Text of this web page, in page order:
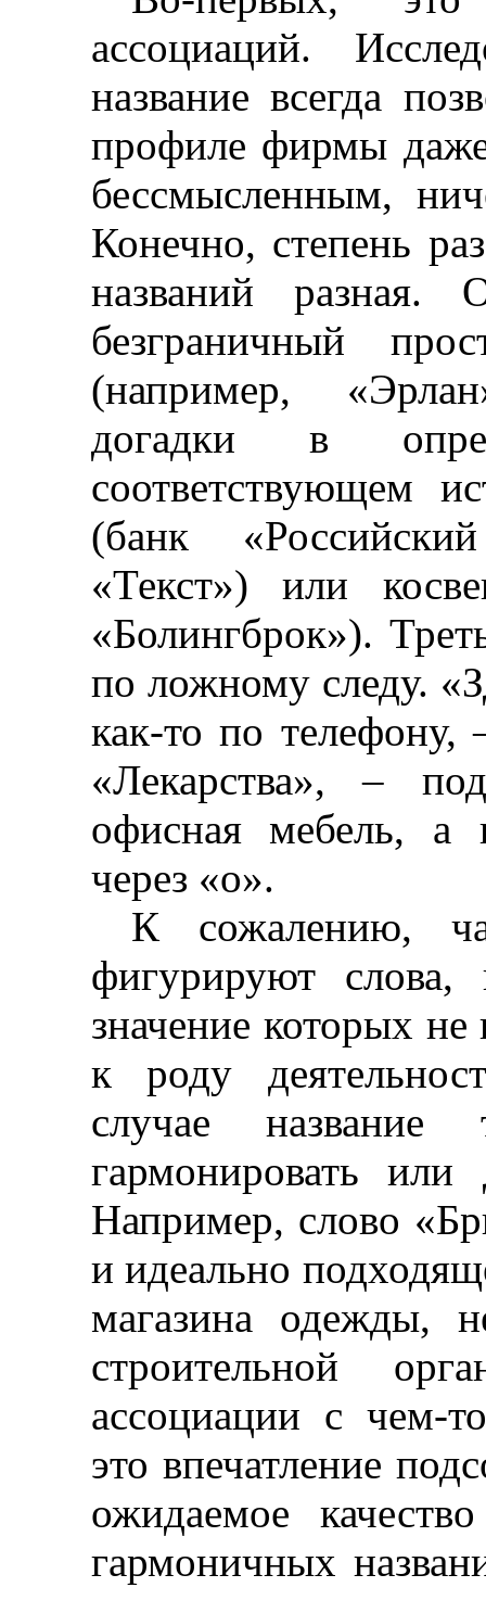
ассоциаций.
название всегда
профиле фирмы даже
бессмысленным,
Конечно, степень
названий
безграничный
(например, «Эрлан
догадки в
соответствующем
(банк
«Текст») или
«Болингброк»).
по ложному следу.
как-то по телефону,
«Лекарства»,–
офисная мебель, а
через «о».
К сожалению,
фигурируют
значение которых
к роду
случаеназвание
гармонировать
Например, слово
и идеально
магазина одежды,
строительной
ассоциации с чем-
это впечатление
ожидаемое
гармоничных